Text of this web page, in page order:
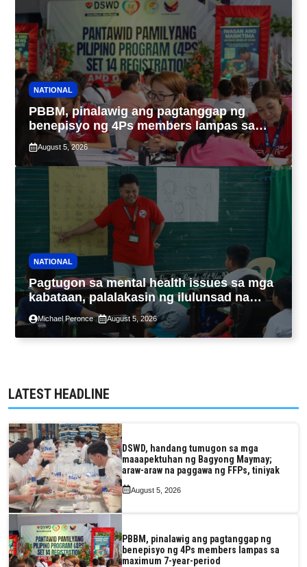
NATIONAL
PBBM, pinalawig ang pagtanggap ng
benepisyo ng 4Ps members lampas sa
maximum 7-year-period
August 5, 2026
NATIONAL
Pagtugon sa mental health issues sa mga
kabataan, palalakasin ng ilulunsad na
‘Tara, Usap!’ program ng DSWD
Michael Peronce August 5, 2026
LATEST HEADLINE
DSWD, handang tumugon sa mga
maaapektuhan ng Bagyong Maymay;
araw-araw na paggawa ng FFPs, tiniyak
August 5, 2026
PBBM, pinalawig ang pagtanggap ng
benepisyo ng 4Ps members lampas sa
maximum 7-year-period